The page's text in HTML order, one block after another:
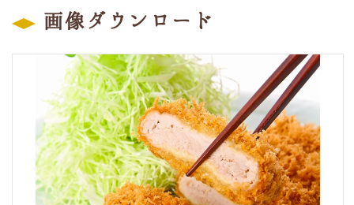
画像ダウンロード